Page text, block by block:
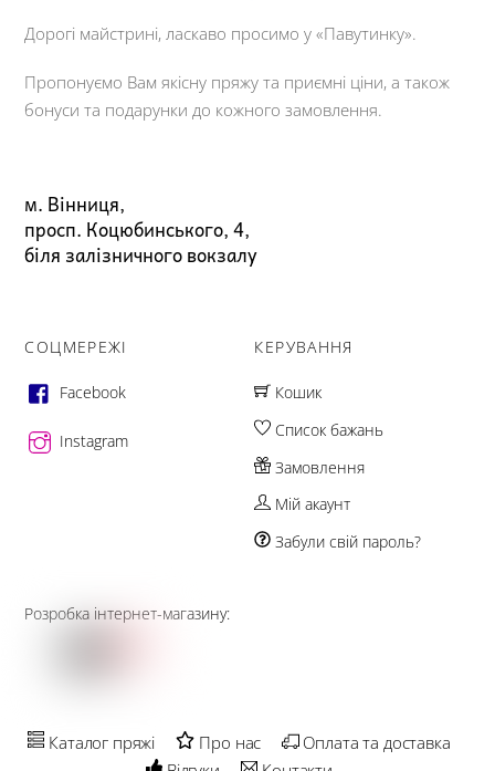
Дорогі майстрині, ласкаво просимо у «Павутинку».
Пропонуємо Вам якісну пряжу та приємні ціни, а також
бонуси та подарунки до кожного замовлення.
м. Вінниця,
просп. Коцюбинського, 4,
біля залізничного вокзалу
СОЦМЕРЕЖІ
Facebook
Instagram
КЕРУВАННЯ
Кошик
Список бажань
Замовлення
Мій акаунт
Забули свій пароль?
Розробка інтернет-магазину:
Каталог пряжі Про нас
Оплата та доставка